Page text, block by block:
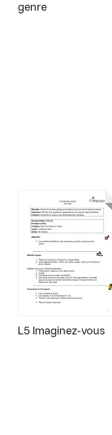
genre
L5 Imaginez-vous